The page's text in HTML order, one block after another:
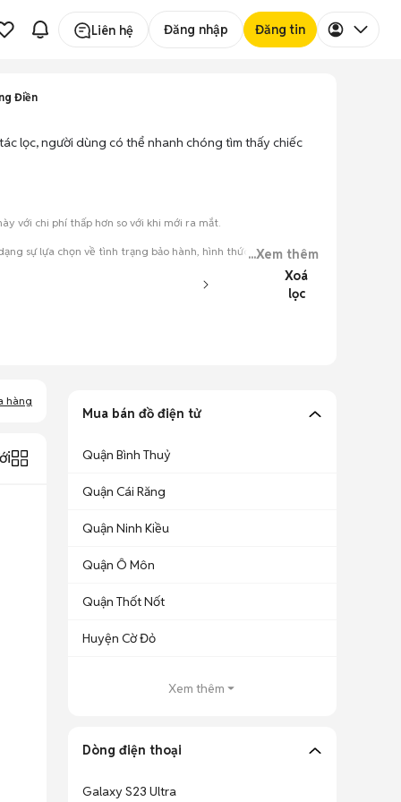
Liên hệ Đăng nhập Đăng tin
Điền
lọc, người dùng có thể nhanh chóng tìm thấy chiếc
với chi phí thấp hơn so với khi mới ra mắt.
sự lựa chọn về tình trạng bảo hành, hình thức máy và màu
...Xem thêm
Xoá
lọc
hàng
Mua bán đồ điện tử
Quận Bình Thuỷ
Quận Cái Răng
Quận Ninh Kiều
Quận Ô Môn
Quận Thốt Nốt
Huyện Cờ Đỏ
Xem thêm
Dòng điện thoại
Galaxy S23 Ultra